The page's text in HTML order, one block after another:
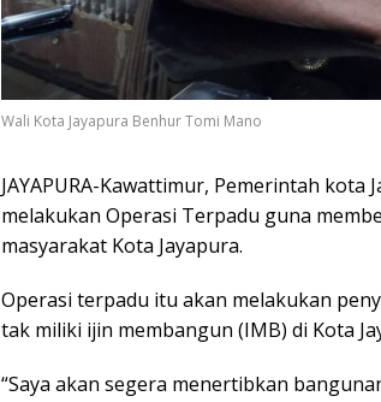
Wali Kota Jayapura Benhur Tomi Mano
JAYAPURA-Kawattimur, Pemerintah
melakukan Operasi Terpadu guna
masyarakat Kota Jayapura.
Operasi terpadu itu akan melakukan
tak miliki ijin membangun (IMB) di Kota
“Saya akan segera menertibkan